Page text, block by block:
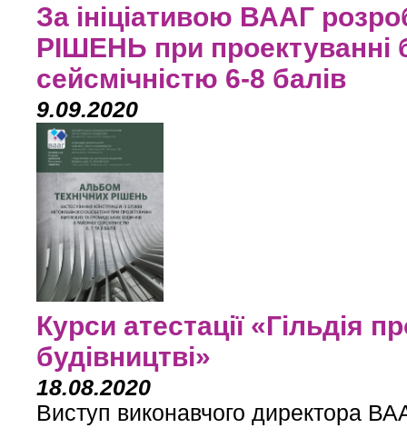
За ініціативою ВААГ
РІШЕНЬ при проектуванні
сейсмічністю 6-8 балів
9.09.2020
Курси атестації «Гільдія
будівництві»
18.08.2020
Виступ виконавчого директора